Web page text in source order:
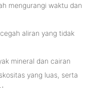
mengurangi waktu dan
aliran yang tidak
mineral dan cairan
yang luas, serta